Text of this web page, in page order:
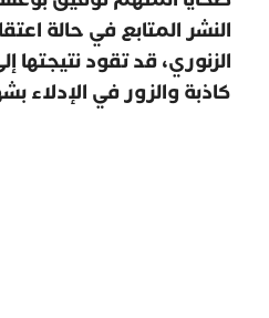
النشر المتابع في حالة
الزنوري، قد تقود نتيجتها
كاذبة والزور في الإدلاء